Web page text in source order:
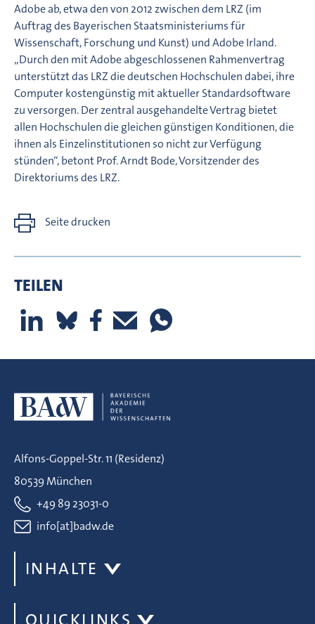
Adobe ab, etwa den von 2012 zwischen dem LRZ (im
Auftrag des Bayerischen Staatsministeriums für
Wissenschaft, Forschung und Kunst) und Adobe Irland.
„Durch den mit Adobe abgeschlossenen Rahmenvertrag
unterstützt das LRZ die deutschen Hochschulen dabei, ihre
Computer kostengünstig mit aktueller Standardsoftware
zu versorgen. Der zentral ausgehandelte Vertrag bietet
allen Hochschulen die gleichen günstigen Konditionen, die
ihnen als Einzelinstitutionen so nicht zur Verfügung
stünden“, betont Prof. Arndt Bode, Vorsitzender des
Direktoriums des LRZ.
Seite drucken
TEILEN
Alfons-Goppel-Str. 11 (Residenz)
80539 München
+49 89 23031-0
info[at]badw.de
INHALTE